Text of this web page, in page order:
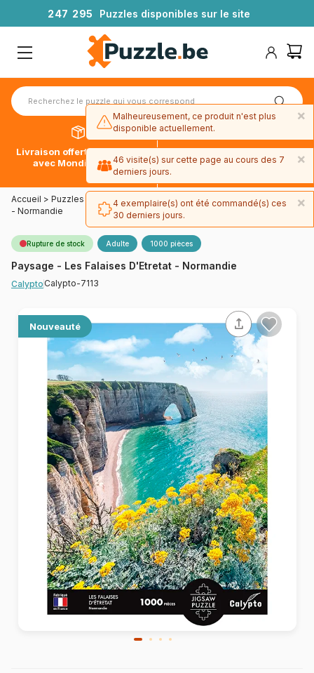
247 295 Puzzles disponibles sur le site
Livraison offerte dès 39€*
avec Mondial Relay
Paiement en 4x sans frais
avec Paypal
Accueil > Puzzles - Mers et Océans
Paysage - Les Falaises D'Etretat
- Normandie
Rupture de stock Adulte 1000 pièces
Paysage - Les Falaises D'Etretat - Normandie
Calypto Calypto-7113
Nouveauté
×
Malheureusement, ce produit n'est plus
disponible actuellement.
×
46 visite(s) sur cette page au cours des 7
derniers jours.
×
4 exemplaire(s) ont été commandé(s) ces
30 derniers jours.